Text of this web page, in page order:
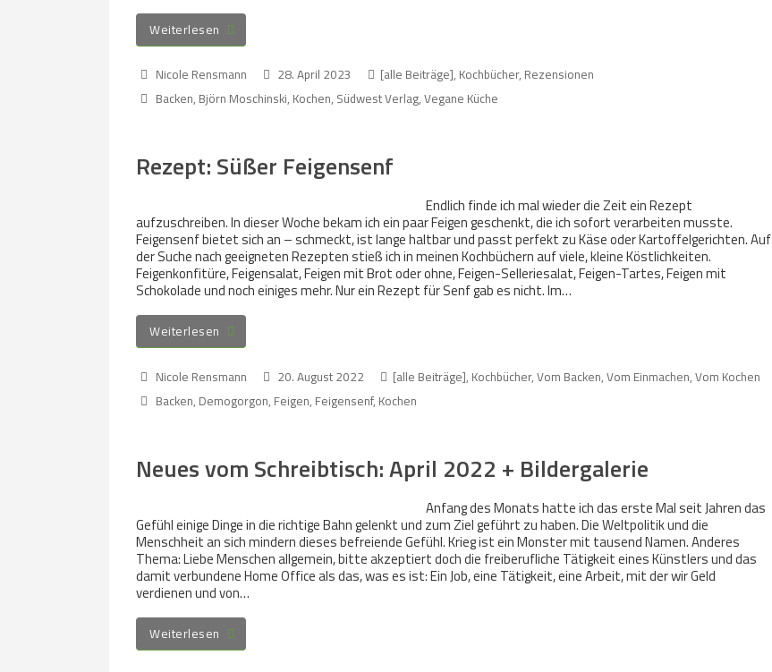
Weiterlesen
Nicole Rensmann 28. April 2023 [alle Beiträge], Kochbücher, Rezensionen
Backen, Björn Moschinski, Kochen, Südwest Verlag,Vegane Küche
Rezept: Süßer Feigensenf
Endlich finde ich mal wieder die Zeit ein Rezept
aufzuschreiben. In dieser Woche bekam ich ein paar Feigen geschenkt, die ich sofort verarbeiten musste.
Feigensenf bietet sich an – schmeckt, ist lange haltbar und passt perfekt zu Käse oder Kartoffelgerichten. Auf
der Suche nach geeigneten Rezepten stieß ich in meinen Kochbüchern auf viele, kleine Köstlichkeiten.
Feigenkonfitüre, Feigensalat, Feigen mit Brot oder ohne, Feigen-Selleriesalat, Feigen-Tartes, Feigen mit
Schokolade und noch einiges mehr. Nur ein Rezept für Senf gab es nicht. Im…
Weiterlesen
Nicole Rensmann 20. August 2022 [alle Beiträge], Kochbücher, Vom Backen, Vom Einmachen, Vom Kochen
Backen, Demogorgon, Feigen, Feigensenf, Kochen
Neues vom Schreibtisch: April 2022 + Bildergalerie
Anfang des Monats hatte ich das erste Mal seit Jahren das
Gefühl einige Dinge in die richtige Bahn gelenkt und zum Ziel geführt zu haben. Die Weltpolitik und die
Menschheit an sich mindern dieses befreiende Gefühl. Krieg ist ein Monster mit tausend Namen. Anderes
Thema: Liebe Menschen allgemein, bitte akzeptiert doch die freiberufliche Tätigkeit eines Künstlers und das
damit verbundene Home Office als das, was es ist: Ein Job, eine Tätigkeit, eine Arbeit, mit der wir Geld
verdienen und von…
Weiterlesen